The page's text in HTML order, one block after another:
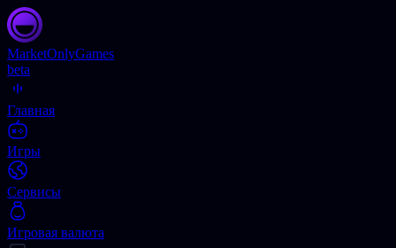
MarketOnlyGames
beta
Главная
Игры
Сервисы
Игровая валюта